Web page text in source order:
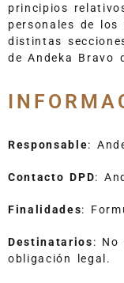
principios
personales de
distintas
de Andeka Bravo
Responsable:
Contacto DPD:
Finalidades:
Destinatarios: No
obligación legal.